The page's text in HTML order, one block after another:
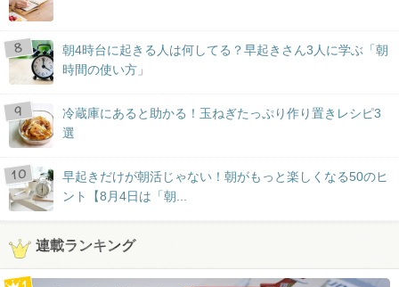
朝4時台に起きる人は何してる？早起きさん3人に学ぶ「朝
時間の使い方」
冷蔵庫にあると助かる！玉ねぎたっぷり作り置きレシピ3
選
早起きだけが朝活じゃない！朝がもっと楽しくなる50のヒ
ント【8月4日は「朝...
連載ランキング